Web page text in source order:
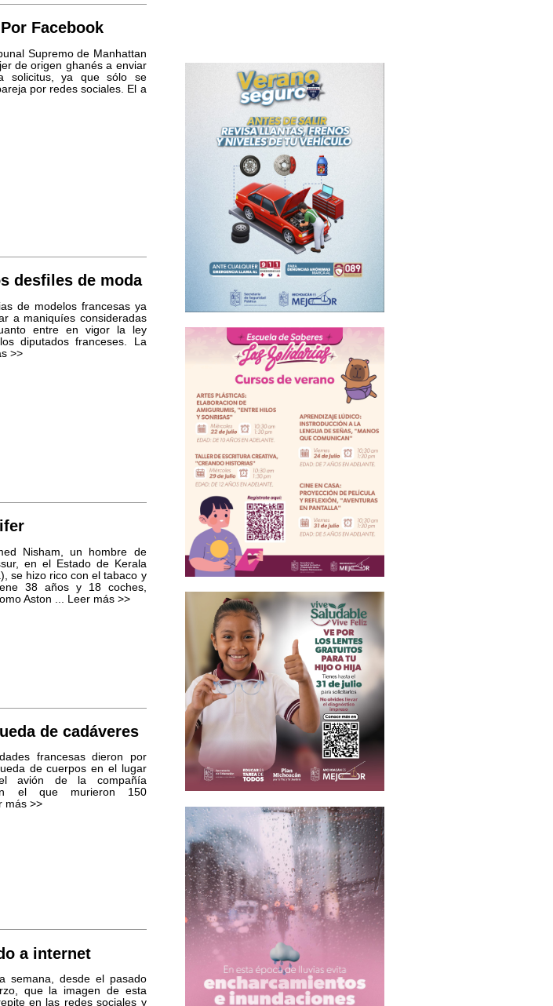
Facebook
Supremo de Manhattan
de origen ghanés a enviar
solicitus, ya que sólo se
por redes sociales. El a
desfiles de moda
de modelos francesas ya
a maniquíes consideradas
entre en vigor la ley
diputados franceses. La
>>
Nisham, un hombre de
en el Estado de Kerala
se hizo rico con el tabaco y
38 años y 18 coches,
Aston ...
Leer más >>
de cadáveres
francesas dieron por
de cuerpos en el lugar
avión de la compañía
el que murieron 150
más >>
a internet
semana, desde el pasado
que la imagen de esta
en las redes sociales y